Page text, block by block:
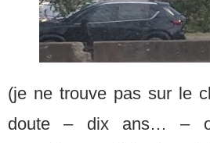
(je ne trouve pas sur le
doute – dix ans… –